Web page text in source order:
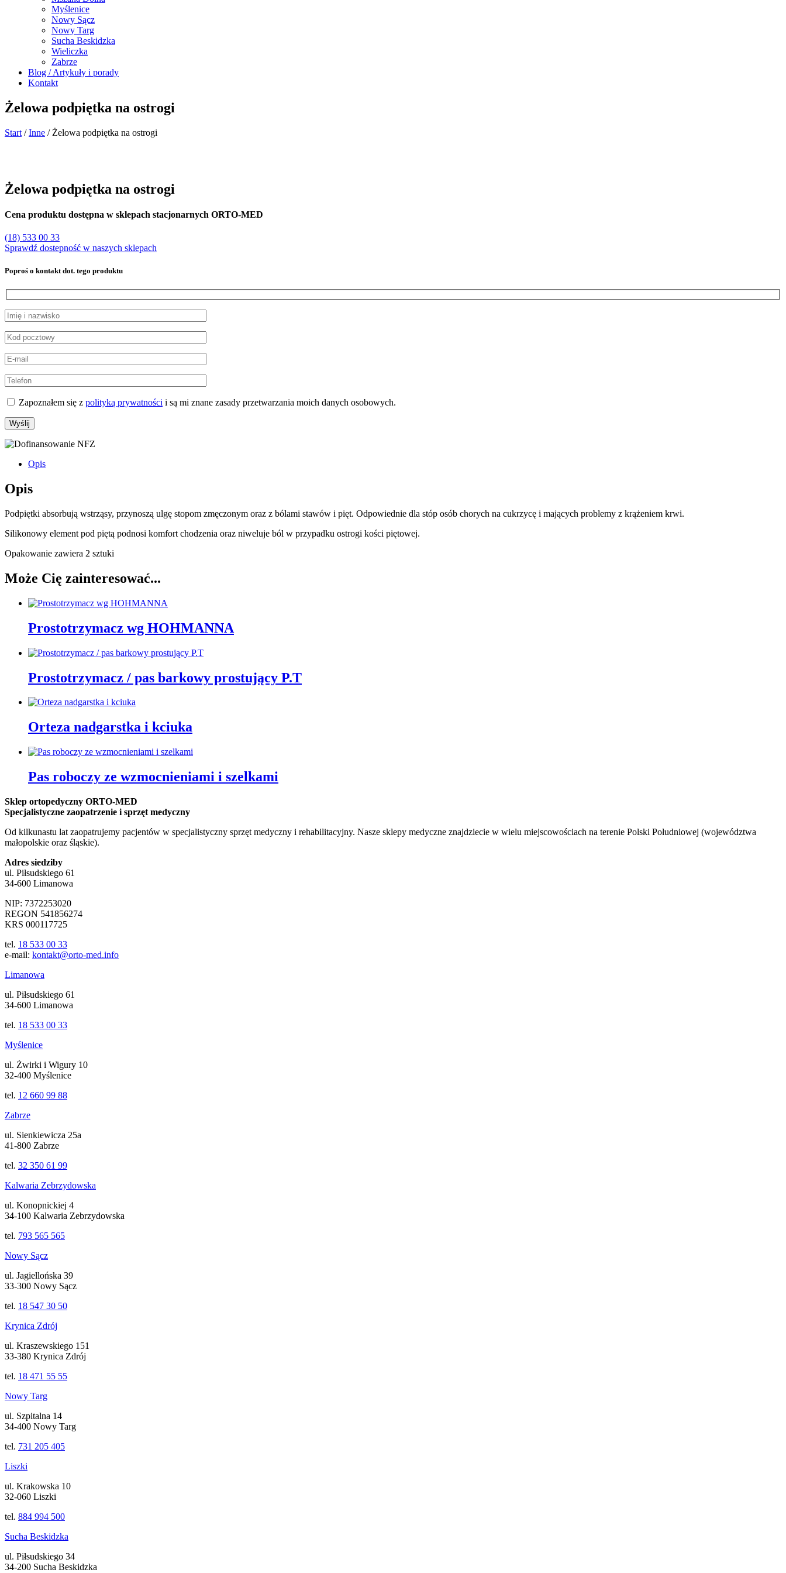
Myślenice
Nowy Sącz
Nowy Targ
Sucha Beskidzka
Wieliczka
Zabrze
Blog / Artykuły i porady
Kontakt
Żelowa podpiętka na ostrogi
Start /Inne / Żelowa podpiętka na ostrogi
Żelowa podpiętka na ostrogi
Cena produktu dostępna w sklepach stacjonarnych ORTO-MED
(18) 533 00 33
Sprawdź dostepność w naszych sklepach
Poproś o kontakt dot. tego produktu
Zapoznałem się z polityką prywatności i są mi znane zasady przetwarzania moich danych osobowych.
Opis
Opis
Podpiętki absorbują wstrząsy, przynoszą ulgę stopom zmęczonym oraz z bólami stawów i pięt. Odpowiednie dla stóp osób chorych na cukrzycę i mających problemy z krążeniem krwi.
Silikonowy element pod piętą podnosi komfort chodzenia oraz niweluje ból w przypadku ostrogi kości piętowej.
Opakowanie zawiera 2 sztuki
Może Cię zainteresować...
Prostotrzymacz wg HOHMANNA
Prostotrzymacz / pas barkowy prostujący P.T
Orteza nadgarstka i kciuka
Pas roboczy ze wzmocnieniami i szelkami
Sklep ortopedyczny ORTO-MED
Specjalistyczne zaopatrzenie i sprzęt medyczny
Od kilkunastu lat zaopatrujemy pacjentów w specjalistyczny sprzęt medyczny i rehabilitacyjny. Nasze sklepy medyczne znajdziecie w wielu miejscowościach na terenie Polski Południowej (województwa
małopolskie oraz śląskie).
Adres siedziby
ul. Piłsudskiego 61
34-600 Limanowa
NIP: 7372253020
REGON 541856274
KRS 000117725
tel. 18 533 00 33
e-mail: kontakt@orto-med.info
Limanowa
ul. Piłsudskiego 61
34-600 Limanowa
tel. 18 533 00 33
Myślenice
ul. Żwirki i Wigury 10
32-400 Myślenice
tel. 12 660 99 88
Zabrze
ul. Sienkiewicza 25a
41-800 Zabrze
tel. 32 350 61 99
Kalwaria Zebrzydowska
ul. Konopnickiej 4
34-100 Kalwaria Zebrzydowska
tel. 793 565 565
Nowy Sącz
ul. Jagiellońska 39
33-300 Nowy Sącz
tel. 18 547 30 50
Krynica Zdrój
ul. Kraszewskiego 151
33-380 Krynica Zdrój
tel. 18 471 55 55
Nowy Targ
ul. Szpitalna 14
34-400 Nowy Targ
tel. 731 205 405
Liszki
ul. Krakowska 10
32-060 Liszki
tel. 884 994 500
Sucha Beskidzka
ul. Piłsudskiego 34
34-200 Sucha Beskidzka